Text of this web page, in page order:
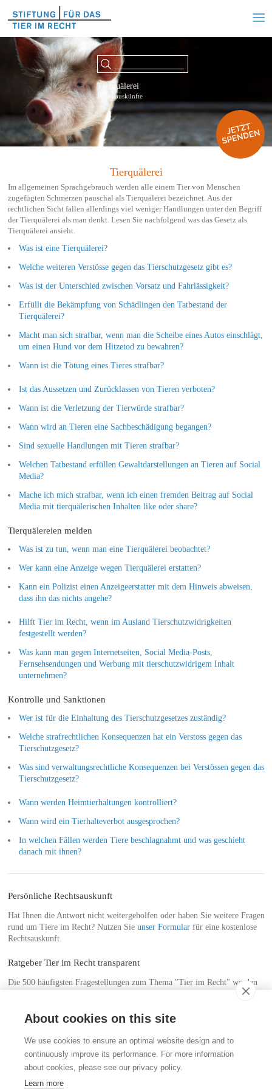
Tierquälerei
Rechtsauskünfte
Tierquälerei
Im allgemeinen Sprachgebrauch werden alle einem Tier von Menschen
zugefügten Schmerzen pauschal als Tierquälerei bezeichnet. Aus der
rechtlichen Sicht fallen allerdings viel weniger Handlungen unter den Begriff
der Tierquälerei als man denkt. Lesen Sie nachfolgend was das Gesetz als
Tierquälerei ansieht.
Was ist eine Tierquälerei?
Welche weiteren Verstösse gegen das Tierschutzgesetz gibt es?
Was ist der Unterschied zwischen Vorsatz und Fahrlässigkeit?
Erfüllt die Bekämpfung von Schädlingen den Tatbestand der
Tierquälerei?
Macht man sich strafbar, wenn man die Scheibe eines Autos einschlägt,
um einen Hund vor dem Hitzetod zu bewahren?
Wann ist die Tötung eines Tieres strafbar?
Ist das Aussetzen und Zurücklassen von Tieren verboten?
Wann ist die Verletzung der Tierwürde strafbar?
Wann wird an Tieren eine Sachbeschädigung begangen?
Sind sexuelle Handlungen mit Tieren strafbar?
Welchen Tatbestand erfüllen Gewaltdarstellungen an Tieren auf Social
Media?
Mache ich mich strafbar, wenn ich einen fremden Beitrag auf Social
Media mit tierquälerischen Inhalten like oder share?
Tierquälereien melden
Was ist zu tun, wenn man eine Tierquälerei beobachtet?
Wer kann eine Anzeige wegen Tierquälerei erstatten?
Kann ein Polizist einen Anzeigeerstatter mit dem Hinweis abweisen,
dass ihn das nichts angehe?
Hilft Tier im Recht, wenn im Ausland Tierschutzwidrigkeiten
festgestellt werden?
Was kann man gegen Internetseiten, Social Media-Posts,
Fernsehsendungen und Werbung mit tierschutzwidrigem Inhalt
unternehmen?
Kontrolle und Sanktionen
Wer ist für die Einhaltung des Tierschutzgesetzes zuständig?
Welche strafrechtlichen Konsequenzen hat ein Verstoss gegen das
Tierschutzgesetz?
Was sind verwaltungsrechtliche Konsequenzen bei Verstössen gegen das
Tierschutzgesetz?
Wann werden Heimtierhaltungen kontrolliert?
Wann wird ein Tierhalteverbot ausgesprochen?
In welchen Fällen werden Tiere beschlagnahmt und was geschieht
danach mit ihnen?
Persönliche Rechtsauskunft
Hat Ihnen die Antwort nicht weitergeholfen oder haben Sie weitere Fragen
rund um Tiere im Recht? Nutzen Sie unser Formularfür eine kostenlose
Rechtsauskunft.
Ratgeber Tier im Recht transparent
Die 500 häufigsten Fragestellungen zum Thema "Tier im Recht" werden
Stiftung für das Tier im Recht (TIR)
Rigistrasse 9
CH - 8006 Zürich
info@tierimrecht.org
About cookies on this site
We use cookies to ensure an optimal website design and to
continuously improve its performance. For more information
about cookies, please see our privacy policy.
Learn more